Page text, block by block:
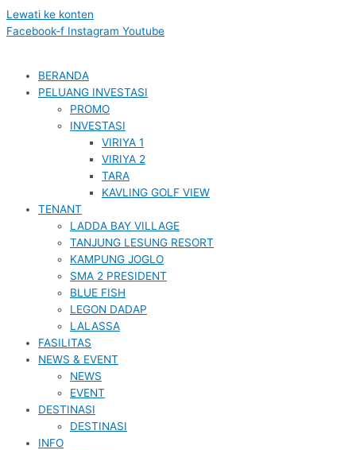
Lewati ke konten
Facebook-f Instagram Youtube
BERANDA
PELUANG INVESTASI
PROMO
INVESTASI
VIRIYA 1
VIRIYA 2
TARA
KAVLING GOLF VIEW
TENANT
LADDA BAY VILLAGE
TANJUNG LESUNG RESORT
KAMPUNG JOGLO
SMA 2 PRESIDENT
BLUE FISH
LEGON DADAP
LALASSA
FASILITAS
NEWS & EVENT
NEWS
EVENT
DESTINASI
DESTINASI
INFO